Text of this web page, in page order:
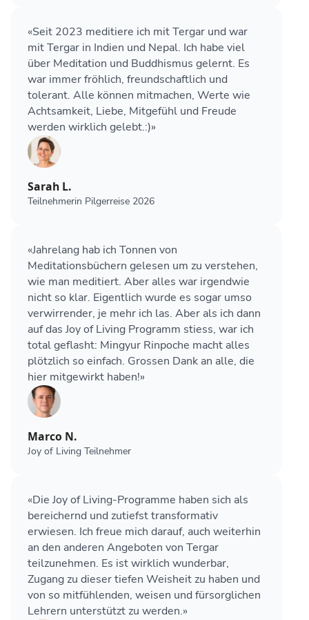
«Seit 2023 meditiere ich mit Tergar und war
mit Tergar in Indien und Nepal. Ich habe viel
über Meditation und Buddhismus gelernt. Es
war immer fröhlich, freundschaftlich und
tolerant. Alle können mitmachen, Werte wie
Achtsamkeit, Liebe, Mitgefühl und Freude
werden wirklich gelebt.:)»
Sarah L.
Teilnehmerin Pilgerreise 2026
«Jahrelang hab ich Tonnen von
Meditationsbüchern gelesen um zu verstehen,
wie man meditiert. Aber alles war irgendwie
nicht so klar. Eigentlich wurde es sogar umso
verwirrender, je mehr ich las. Aber als ich dann
auf das Joy of Living Programm stiess, war ich
total geflasht: Mingyur Rinpoche macht alles
plötzlich so einfach. Grossen Dank an alle, die
hier mitgewirkt haben!»
Marco N.
Joy of Living Teilnehmer
«Die Joy of Living-Programme haben sich als
bereichernd und zutiefst transformativ
erwiesen. Ich freue mich darauf, auch weiterhin
an den anderen Angeboten von Tergar
teilzunehmen. Es ist wirklich wunderbar,
Zugang zu dieser tiefen Weisheit zu haben und
von so mitfühlenden, weisen und fürsorglichen
Lehrern unterstützt zu werden.»